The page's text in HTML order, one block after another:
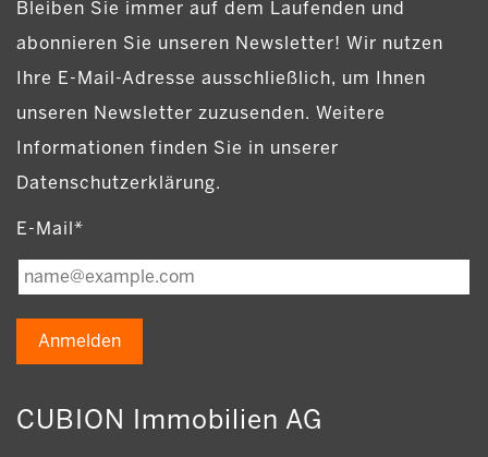
Bleiben Sie immer auf dem Laufenden und
abonnieren Sie unseren Newsletter! Wir nutzen
Ihre E-Mail-Adresse ausschließlich, um Ihnen
unseren Newsletter zuzusenden. Weitere
Informationen finden Sie in unserer
Datenschutzerklärung.
E-Mail*
Anmelden
CUBION Immobilien AG